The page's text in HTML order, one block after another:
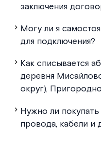
заключения
Могу ли я
для подключения?
Как списывается
деревня
округ),
Нужно ли
провода, кабели и